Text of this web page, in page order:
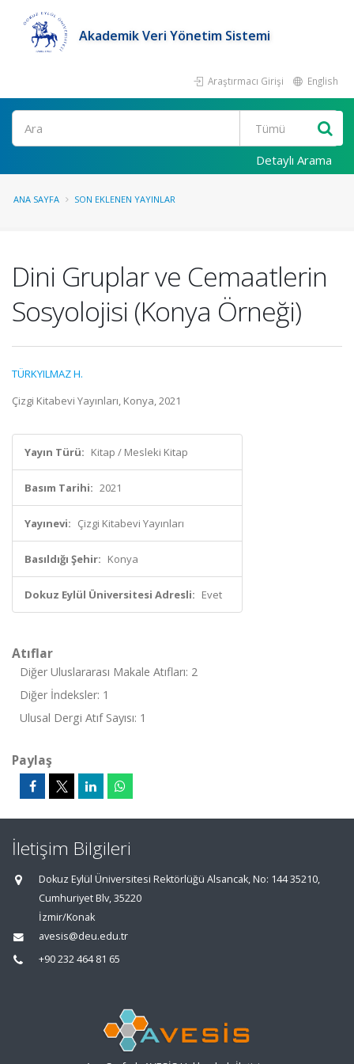
Akademik Veri Yönetim Sistemi
Araştırmacı Girişi English
Ara
Detaylı Arama
ANA SAYFA SON EKLENEN YAYINLAR
Dini Gruplar ve Cemaatlerin
Sosyolojisi (Konya Örneği)
TÜRKYILMAZ H.
Çizgi Kitabevi Yayınları, Konya, 2021
Yayın Türü: Kitap / Mesleki Kitap
Basım Tarihi: 2021
Yayınevi: Çizgi Kitabevi Yayınları
Basıldığı Şehir: Konya
Dokuz Eylül Üniversitesi Adresli: Evet
Atıflar
Diğer Uluslararası Makale Atıfları: 2
Diğer İndeksler: 1
Ulusal Dergi Atıf Sayısı: 1
Paylaş
İletişim Bilgileri
Dokuz Eylül Üniversitesi Rektörlüğü Alsancak, No: 144 35210,
Cumhuriyet Blv, 35220
İzmir/Konak
avesis@deu.edu.tr
+90 232 464 81 65